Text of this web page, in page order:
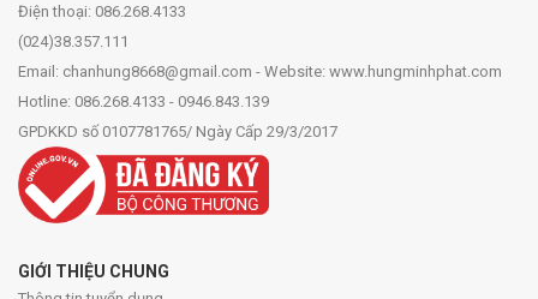
Điện thoại: 086.268.4133
(024)38.357.111
Email: chanhung8668@gmail.com - Website: www.hungminhphat.com
Hotline: 086.268.4133 - 0946.843.139
GPDKKD số 0107781765/ Ngày Cấp 29/3/2017
GIỚI THIỆU CHUNG